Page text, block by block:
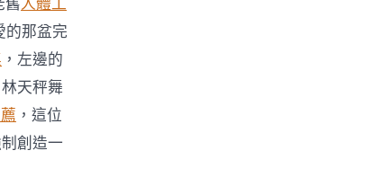
舊人體工
的那盆完
，左邊的
天秤舞
，這位
創造一